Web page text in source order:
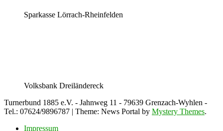
Sparkasse Lörrach-Rheinfelden
Volksbank Dreiländereck
Turnerbund 1885 e.V. - Jahnweg 11 - 79639 Grenzach-Wyhlen -
Tel.: 07624/9896787 | Theme: News Portal by Mystery Themes.
Impressum